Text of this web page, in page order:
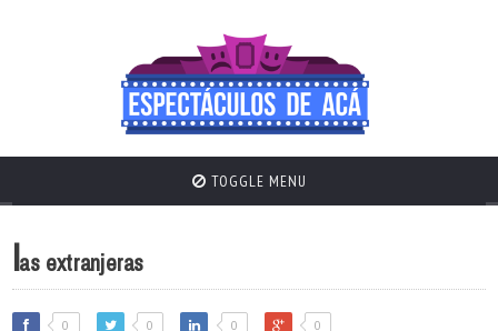
TOGGLE MENU
las extranjeras
0 0 0 0